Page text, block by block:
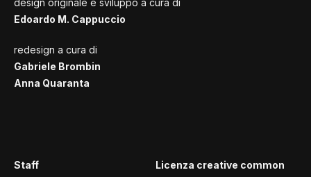
design originale e sviluppo a cura di
Edoardo M. Cappuccio
redesign a cura di
Gabriele Brombin
Anna Quaranta
Staff
Licenza creative common